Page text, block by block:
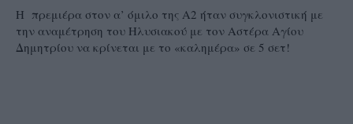
Η πρεμιέρα στον α’ όμιλο της Α2 ήταν συγκλονιστική με
την αναμέτρηση του Ηλυσιακού με τον Αστέρα Αγίου
Δημητρίου να κρίνεται με το «καλημέρα» σε 5 σετ!